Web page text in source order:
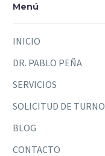
Menú
INICIO
DR. PABLO PEÑA
SERVICIOS
SOLICITUD DE TURNO
BLOG
CONTACTO